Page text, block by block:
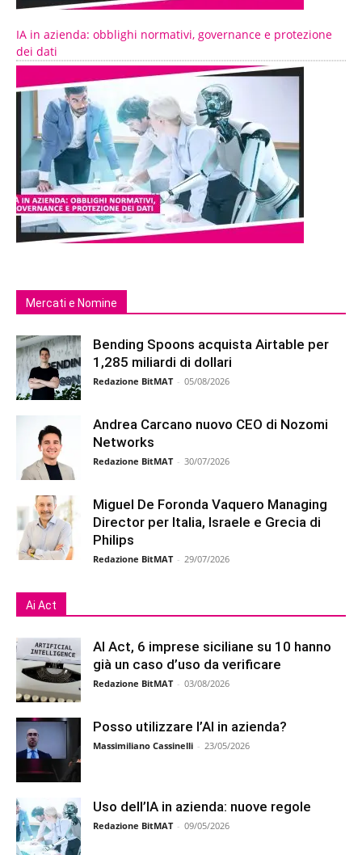
IA in azienda: obblighi normativi, governance e protezione
dei dati
Mercati e Nomine
Bending Spoons acquista Airtable per
1,285 miliardi di dollari
Redazione BitMAT - 05/08/2026
Andrea Carcano nuovo CEO di Nozomi
Networks
Redazione BitMAT - 30/07/2026
Miguel De Foronda Vaquero Managing
Director per Italia, Israele e Grecia di
Philips
Redazione BitMAT - 29/07/2026
Ai Act
AI Act, 6 imprese siciliane su 10 hanno
già un caso d’uso da verificare
Redazione BitMAT - 03/08/2026
Posso utilizzare l’AI in azienda?
Massimiliano Cassinelli - 23/05/2026
Uso dell’IA in azienda: nuove regole
Redazione BitMAT - 09/05/2026